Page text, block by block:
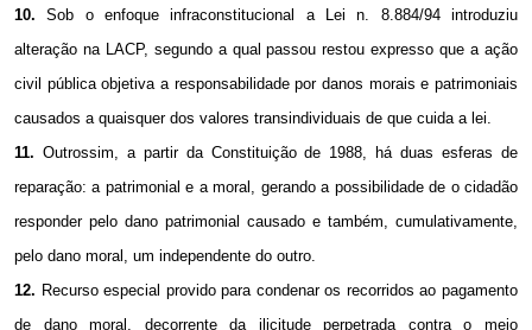
10.Sob o enfoque infraconstitucional a Lei n. 8.884/94 introduziu
alteração na LACP, segundo a qual passou restou expresso que a ação
civil pública objetiva a responsabilidade por danos morais e patrimoniais
causados a quaisquer dos valores transindividuais de que cuida a lei.
11. Outrossim, a partir da Constituição de 1988, há duas esferas de
reparação: a patrimonial e a moral, gerando a possibilidade de o cidadão
responder pelo dano patrimonial causado e também, cumulativamente,
pelo dano moral, um independente do outro.
12. Recurso especial provido para condenar os recorridos ao pagamento
de dano moral, decorrente da ilicitude perpetrada contra o meio